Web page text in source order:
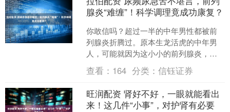
腺炎“难缠”！科学调理竟成功康复？
你敢信吗？超过一半的中年男性都被前
列腺炎折腾过。原本生龙活虎的中年男
人，可能就因为这小小的前列腺炎，被
折磨得萎靡不振。这前列腺炎到底有多
麻烦？能不能彻底搞定它？....
查看： 164 分类：信钰证券
旺润配资 肾好不好，一眼就能看出
来！这几件“小事”，对护肾有必要